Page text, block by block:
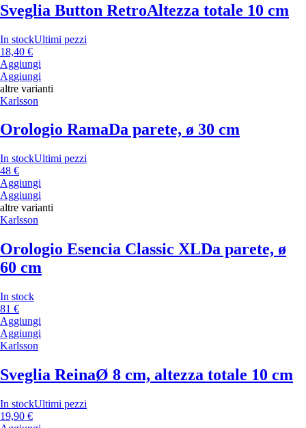
Sveglia Button RetroAltezza totale 10 cm
In stockUltimi pezzi
18,40 €
Aggiungi
Aggiungi
altre varianti
Karlsson
Orologio RamaDa parete, ø 30 cm
In stockUltimi pezzi
48 €
Aggiungi
Aggiungi
altre varianti
Karlsson
Orologio Esencia Classic XLDa parete, ø
60 cm
In stock
81 €
Aggiungi
Aggiungi
Karlsson
Sveglia ReinaØ 8 cm, altezza totale 10 cm
In stockUltimi pezzi
19,90 €